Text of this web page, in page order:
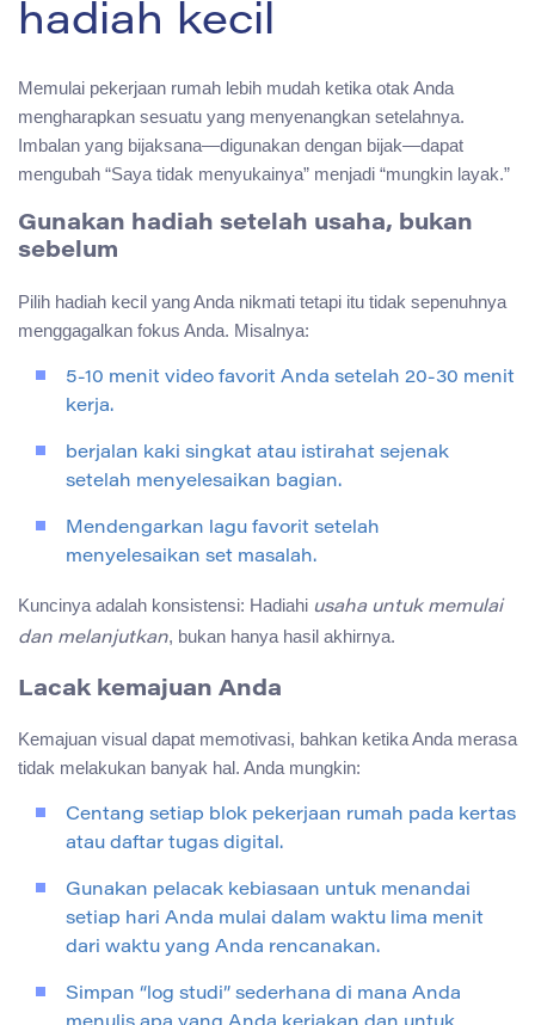
hadiah kecil
Memulai pekerjaan rumah lebih mudah ketika otak Anda
mengharapkan sesuatu yang menyenangkan setelahnya.
Imbalan yang bijaksana—digunakan dengan bijak—dapat
mengubah “Saya tidak menyukainya” menjadi “mungkin layak.”
Gunakan hadiah setelah usaha, bukan
sebelum
Pilih hadiah kecil yang Anda nikmati tetapi itu tidak sepenuhnya
menggagalkan fokus Anda. Misalnya:
5-10 menit video favorit Anda setelah 20-30 menit
kerja.
berjalan kaki singkat atau istirahat sejenak
setelah menyelesaikan bagian.
Mendengarkan lagu favorit setelah
menyelesaikan set masalah.
Kuncinya adalah konsistensi: Hadiahi usaha untuk memulai
dan melanjutkan, bukan hanya hasil akhirnya.
Lacak kemajuan Anda
Kemajuan visual dapat memotivasi, bahkan ketika Anda merasa
tidak melakukan banyak hal. Anda mungkin:
Centang setiap blok pekerjaan rumah pada kertas
atau daftar tugas digital.
Gunakan pelacak kebiasaan untuk menandai
setiap hari Anda mulai dalam waktu lima menit
dari waktu yang Anda rencanakan.
Simpan “log studi” sederhana di mana Anda